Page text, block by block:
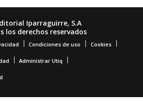
Iparraguirre, S.A
los derechos reservados
Condiciones de uso Cookies
Administrar Utiq